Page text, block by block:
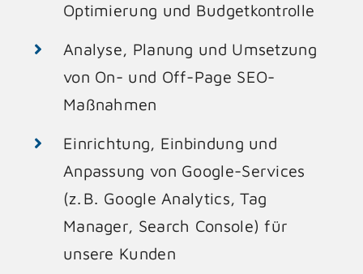
Optimierung und Budgetkontrolle
Analyse, Planung und Umsetzung
von On- und Off-Page SEO-
Maßnahmen
Einrichtung, Einbindung und
Anpassung von Google-Services
(z. B. Google Analytics, Tag
Manager, Search Console) für
unsere Kunden